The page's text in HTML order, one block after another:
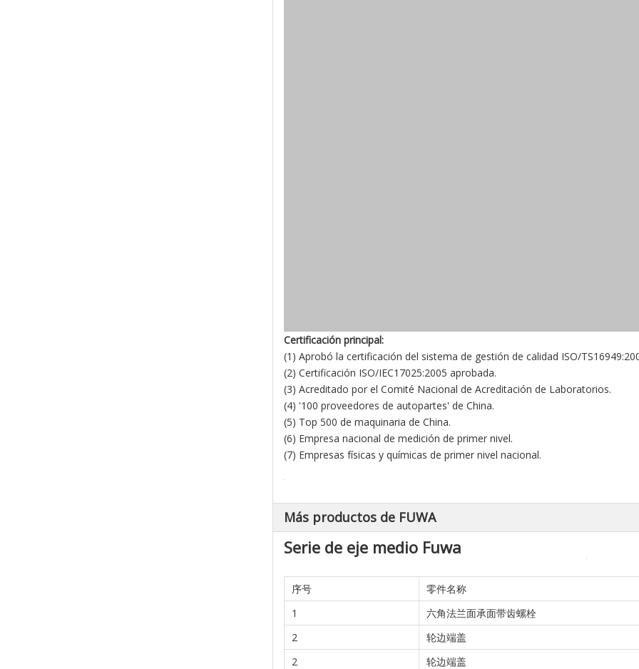
Certificación principal:
(1) Aprobó la certificación del sistema de gestión de calidad ISO/
(2) Certificación ISO/IEC17025:2005 aprobada.
(3) Acreditado por el Comité Nacional de Acreditación de Laboratorios.
(4) '100 proveedores de autopartes' de China.
(5) Top 500 de maquinaria de China.
(6) Empresa nacional de medición de primer nivel.
(7) Empresas físicas y químicas de primer nivel nacional.
Más productos de FUWA
Serie de eje medio Fuwa
序号
零件名称
1
六角法兰面承面带齿螺栓
2
轮边端盖
2
轮边端盖